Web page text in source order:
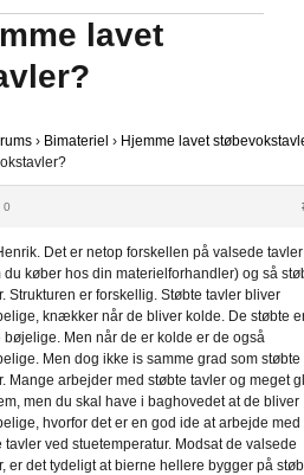
lavet
› Bimateriel › Hjemme lavet
0
Det er netop forskellen på valsede tavler
du køber hos din materielforhandler) og så
Strukturen er forskellig. Støbte tavler bliver
knækker når de bliver kolde. De støbte
bøjelige. Men når de er kolde er de også
Men dog ikke is samme grad som støbte
Mange arbejder med støbte tavler og meget
men du skal have i baghovedet at de bliver
hvorfor det er en god ide at arbejde med
tavler ved stuetemperatur. Modsat de valsede
er det tydeligt at bierne hellere bygger på